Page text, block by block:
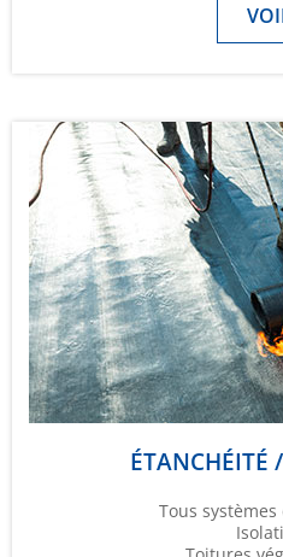
ÉTANCHÉITÉ
Tous systèmes